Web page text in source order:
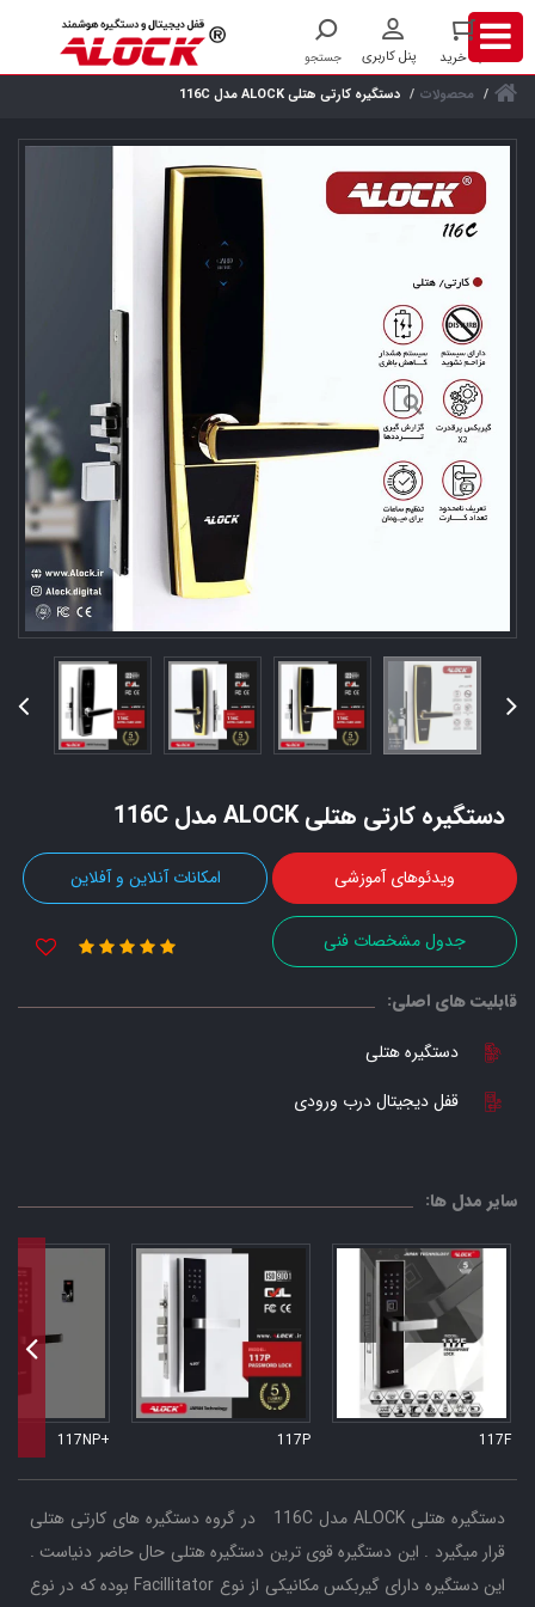
محصولات دستگیره کارتی هتلی ALOCK مدل 116C
دستگیره کارتی هتلی ALOCK مدل 116C
ویدئوهای آموزشی امکانات آنلاین و آفلاین
جدول مشخصات فنی
قابلیت های اصلی:
دستگیره هتلی
قفل دیجیتال درب ورودی
سایر مدل ها:
117F
117P
+117NP
دستگیره هتلی ALOCK مدل 116C در گروه دستگیره های کارتی هتلی
قرار میگیرد . این دستگیره قوی ترین دستگیره هتلی حال حاضر دنیاست .
این دستگیره دارای گیربکس مکانیکی از نوع Facillitator بوده که در نوع